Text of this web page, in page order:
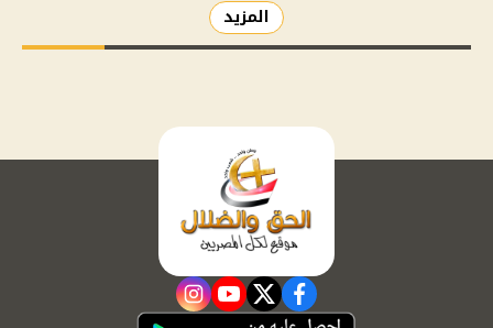
المزيد
facebook
twitter
youtube
instagram